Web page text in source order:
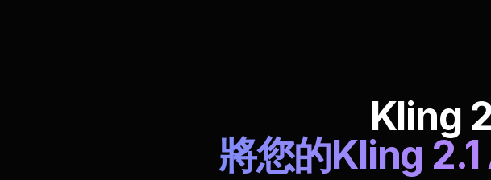
Kling
將您的Kling